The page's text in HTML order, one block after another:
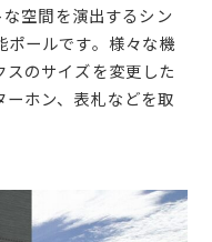
空間を演出するシン
ールです。様々な機
のサイズを変更した
ホン、表札などを取